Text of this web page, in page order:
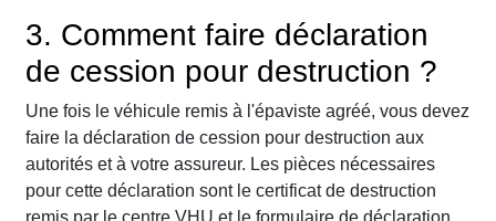
3. Comment faire déclaration
de cession pour destruction ?
Une fois le véhicule remis à l'épaviste agréé, vous devez
faire la déclaration de cession pour destruction aux
autorités et à votre assureur. Les pièces nécessaires
pour cette déclaration sont le certificat de destruction